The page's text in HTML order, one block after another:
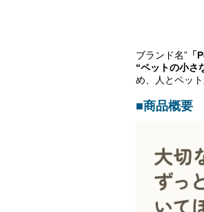
ブランド名” 「
“ペットの小さ
め、人とペッ
■商品概要